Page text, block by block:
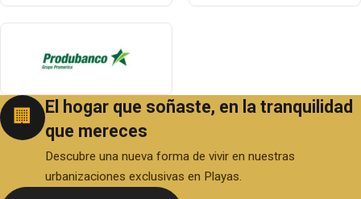
🏢
El hogar que soñaste, en la tranquilidad
que mereces
Descubre una nueva forma de vivir en nuestras
urbanizaciones exclusivas en Playas.